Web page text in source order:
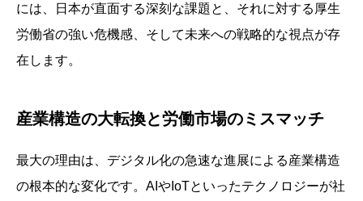
には、日本が直面する深刻な課題と、それに対する厚生
労働省の強い危機感、そして未来への戦略的な視点が存
在します。
産業構造の大転換と労働市場のミスマッチ
最大の理由は、デジタル化の急速な進展による産業構造
の根本的な変化です。AIやIoTといったテクノロジーが社